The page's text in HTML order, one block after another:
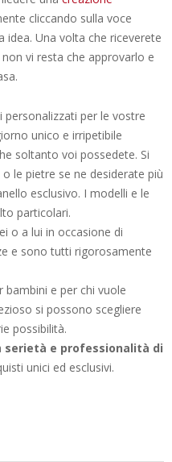
cliccando sulla voce
idea. Una volta che riceverete
vi resta che approvarlo e
personalizzati per le vostre
unico e irripetibile
soltanto voi possedete. Si
le pietre se ne desiderate più
esclusivo. I modelli e le
particolari.
o a lui in occasione di
e sono tutti rigorosamente
bambini e per chi vuole
si possono scegliere
possibilità.
serietà e professionalità di
unici ed esclusivi.